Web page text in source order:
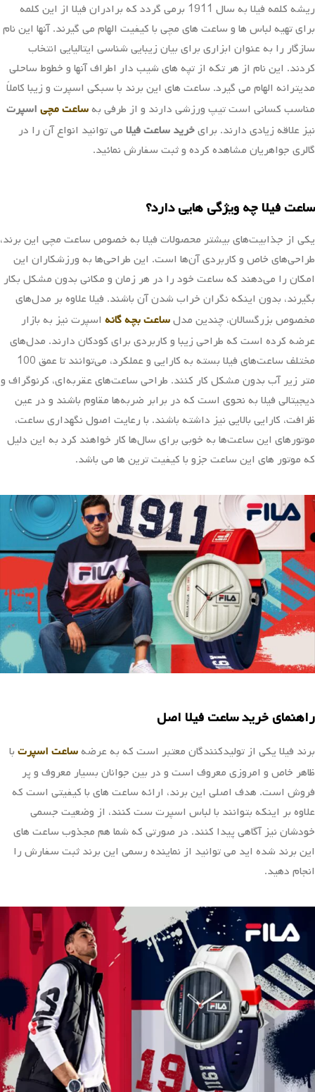
ریشه کلمه فیلا به سال 1911 برمی گردد که برادران فیلا از این کلمه
برای تهیه لباس ها و ساعت های مچی با کیفیت الهام می گیرند. آنها این نام
سازگار را به عنوان ابزاری برای بیان زیبایی شناسی ایتالیایی انتخاب
کردند. این نام از هر تکه از تپه های شیب دار اطراف آنها و خطوط ساحلی
مدیترانه الهام می گیرد. ساعت های این برند با سبکی اسپرت و زیبا کاملاً
مناسب کسانی است تیپ ورزشی دارند و از طرفی بهساعت مچی اسپرت
نیز علاقه زیادی دارند. برایخرید ساعت فیلا می توانید انواع آن را در
گالری جواهریان مشاهده کرده و ثبت سفارش نمائید.
ساعت فیلا چه ویژگی هایی دارد؟
یکی از جذابیت‌های بیشتر محصولات فیلا به خصوص ساعت مچی این برند،
طراحی‌های خاص و کاربردی آن‌ها است. این طراحی‌ها به ورزشکاران این
امکان را می‌دهند که ساعت خود را در هر زمان و مکانی بدون مشکل بکار
بگیرند، بدون اینکه نگران خراب شدن آن باشند. فیلا علاوه بر مدل‌های
مخصوص بزرگسالان، چندین مدلساعت بچه گانه اسپرت نیز به بازار
عرضه کرده است که طراحی زیبا و کاربردی برای کودکان دارند. مدل‌های
مختلف ساعت‌های فیلا بسته به کارایی و عملکرد، می‌توانند تا عمق 100
متر زیر آب بدون مشکل کار کنند. طراحی ساعت‌های عقربه‌ای، کرنوگراف و
دیجیتالی فیلا به نحوی است که در برابر ضربه‌ها مقاوم باشند و در عین
ظرافت، کارایی بالایی نیز داشته باشند. با رعایت اصول نگهداری ساعت،
موتورهای این ساعت‌ها به خوبی برای سال‌ها کار خواهند کرد به این دلیل
که موتور های این ساعت جزو با کیفیت ترین ها می باشد.
راهنمای خرید ساعت فیلا اصل
برند فیلا یکی از تولیدکنندگان معتبر است که به عرضهساعت اسپرت با
ظاهر خاص و امروزی معروف است و در بین جوانان بسیار معروف و پر
فروش است. هدف اصلی این برند، ارائه ساعت های با کیفیتی است که
علاوه بر اینکه بتوانند با لباس اسپرت ست کنند، از وضعیت جسمی
خودشان نیز آگاهی پیدا کنند. در صورتی که شما هم مجذوب ساعت های
این برند شده اید می توانید از نماینده رسمی این برند ثبت سفارش را
انجام دهید.